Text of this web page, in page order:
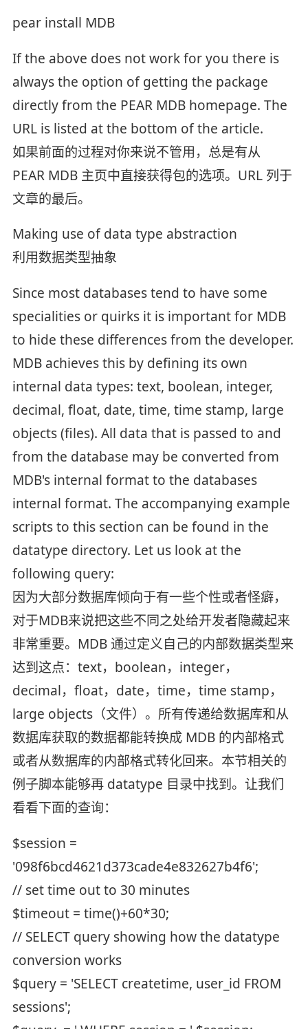
pear install MDB
If the above does not work for you there is
always the option of getting the package
directly from the PEAR MDB homepage. The
URL is listed at the bottom of the article.
如果前面的过程对你来说不管用，总是有从
PEAR MDB 主页中直接获得包的选项。URL 列于
文章的最后。
Making use of data type abstraction
利用数据类型抽象
Since most databases tend to have some
specialities or quirks it is important for MDB
to hide these differences from the developer.
MDB achieves this by defining its own
internal data types: text, boolean, integer,
decimal, float, date, time, time stamp, large
objects (files). All data that is passed to and
from the database may be converted from
MDB's internal format to the databases
internal format. The accompanying example
scripts to this section can be found in the
datatype directory. Let us look at the
following query:
因为大部分数据库倾向于有一些个性或者怪癖，
对于MDB来说把这些不同之处给开发者隐藏起来
非常重要。MDB 通过定义自己的内部数据类型来
达到这点：text，boolean，integer，
decimal，float，date，time，time stamp，
large objects（文件）。所有传递给数据库和从
数据库获取的数据都能转换成 MDB 的内部格式
或者从数据库的内部格式转化回来。本节相关的
例子脚本能够再 datatype 目录中找到。让我们
看看下面的查询：
$session =
'098f6bcd4621d373cade4e832627b4f6';
// set time out to 30 minutes
$timeout = time()+60*30;
// SELECT query showing how the datatype
conversion works
$query = 'SELECT createtime, user_id FROM
sessions';